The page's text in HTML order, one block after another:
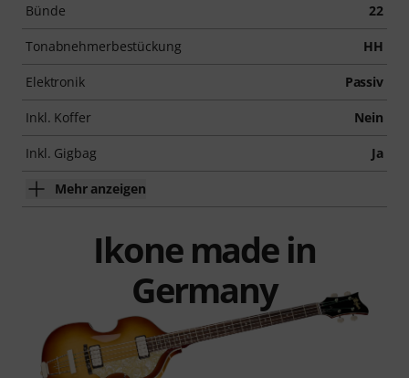
Bünde 22
Tonabnehmerbestückung HH
Elektronik Passiv
Inkl. Koffer Nein
Inkl. Gigbag Ja
Mehr anzeigen
Ikone made in
Germany